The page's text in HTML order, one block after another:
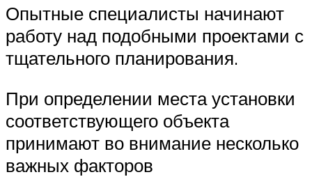
Опытные специалисты начинают
работу над подобными проектами с
тщательного планирования.
При определении места установки
соответствующего объекта
принимают во внимание несколько
важных факторов